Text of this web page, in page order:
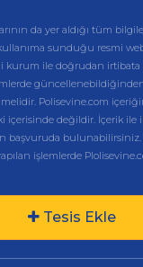
da yer aldığı tüm
sunduğu resmi
kurum ile doğrudan irtibata
Polisevine.com
içerisinde değildir. İçerik ile
başvuruda
işlemlerde
Tesis Ekle